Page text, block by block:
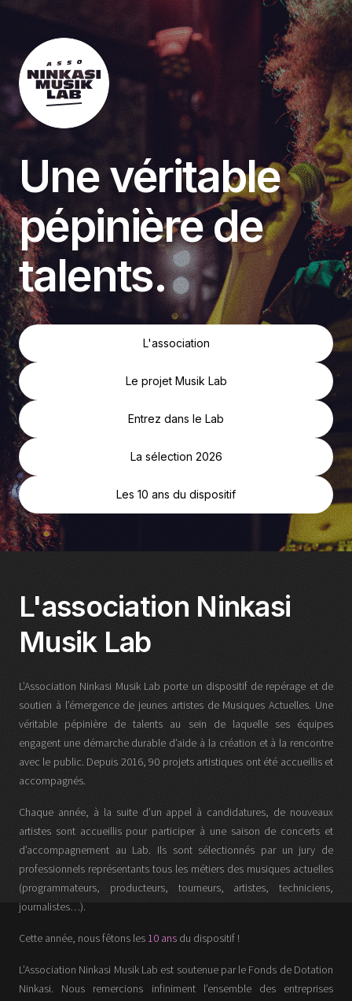
Une véritable
pépinière de
talents.
L'association
Le projet Musik Lab
Entrez dans le Lab
La sélection 2026
Les 10 ans du dispositif
L'association Ninkasi
Musik Lab
L’Association Ninkasi Musik Lab porte un dispositif de repérage et de
soutien à l’émergence de jeunes artistes de Musiques Actuelles. Une
véritable pépinière de talents au sein de laquelle ses équipes
engagent une démarche durable d’aide à la création et à la rencontre
avec le public. Depuis 2016, 90 projets artistiques ont été accueillis et
accompagnés.
Chaque année, à la suite d’un appel à candidatures, de nouveaux
artistes sont accueillis pour participer à une saison de concerts et
d’accompagnement au Lab. Ils sont sélectionnés par un jury de
professionnels représentants tous les métiers des musiques actuelles
(programmateurs, producteurs, tourneurs, artistes, techniciens,
journalistes…).
Cette année, nous fêtons les 10 ans du dispositif !
L’Association Ninkasi Musik Lab est soutenue par le Fonds de Dotation
Ninkasi. Nous remercions infiniment l’ensemble des entreprises